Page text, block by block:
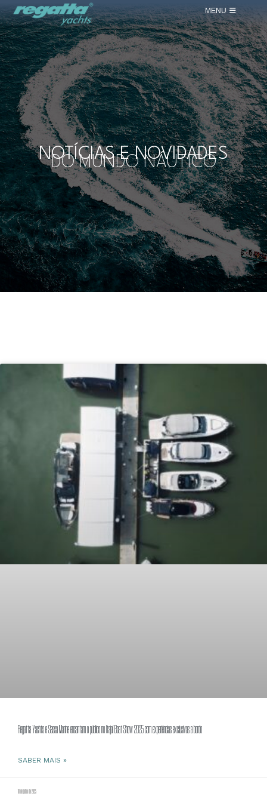
MENU
NOTÍCIAS E NOVIDADES
DO MUNDO NÁUTICO
Regatta Yachts e Sessa Marine encantam o público no Itajaí Boat Show 2025 com experiências exclusivas a bordo
SABER MAIS »
18 de julho de 2025